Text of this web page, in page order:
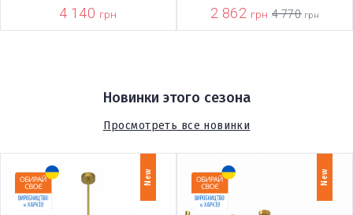
4 140 грн 2 862 грн 4 770 грн
Новинки этого сезона
Просмотреть все новинки
New New